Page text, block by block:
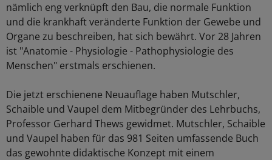
nämlich eng verknüpft den Bau, die normale Funktion
und die krankhaft veränderte Funktion der Gewebe und
Organe zu beschreiben, hat sich bewährt. Vor 28 Jahren
ist "Anatomie - Physiologie - Pathophysiologie des
Menschen" erstmals erschienen.
Die jetzt erschienene Neuauflage haben Mutschler,
Schaible und Vaupel dem Mitbegründer des Lehrbuchs,
Professor Gerhard Thews gewidmet. Mutschler, Schaible
und Vaupel haben für das 981 Seiten umfassende Buch
das gewohnte didaktische Konzept mit einem